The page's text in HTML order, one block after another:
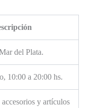
del Plata.
10:00 a 20:00 hs.
y artículos